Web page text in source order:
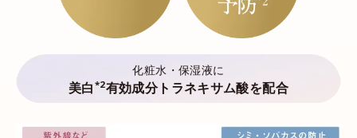
化粧水・保湿液に
美白 *2有効成分トラネキサム酸を配合